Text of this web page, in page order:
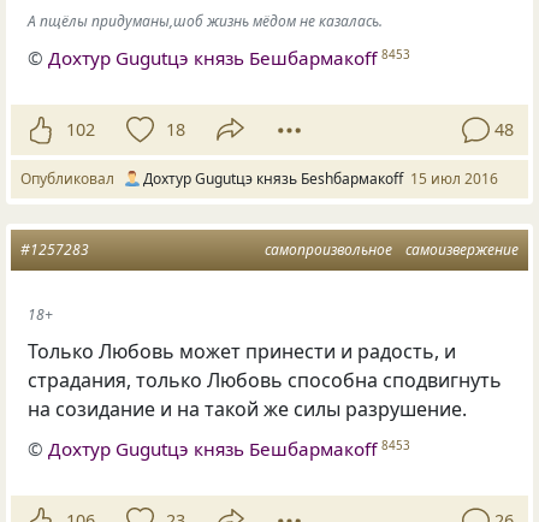
А пщёлы придуманы,шоб жизнь мёдом не казалась.
©Дохтур Gugutцэ князь Бешбармакоff 8453
102 18 48
Опубликовал Дохтур Gugutцэ князь Беshбармакоff 15 июл 2016
самопроизвольное самоизвержение
#1257283
18+
Только Любовь может принести и радость, и
страдания, только Любовь способна сподвигнуть
на созидание и на такой же силы разрушение.
© Дохтур Gugutцэ князь Бешбармакоff 8453